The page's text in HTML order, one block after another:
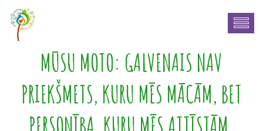
MŪSU MOTO: GALVENAIS NAV
PRIEKŠMETS, KURU MĒS MĀCĀM, BET